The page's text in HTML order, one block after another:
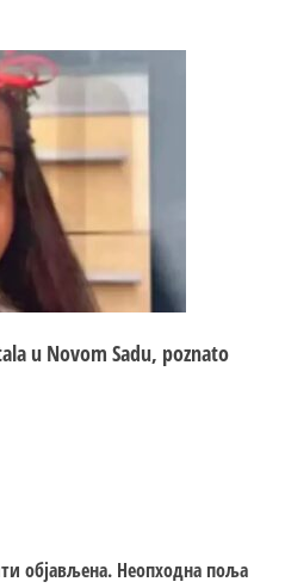
u Novom Sadu, poznato
објављена. Неопходна поља